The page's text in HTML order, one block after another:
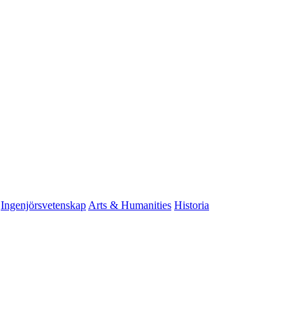
Ingenjörsvetenskap Arts & Humanities Historia